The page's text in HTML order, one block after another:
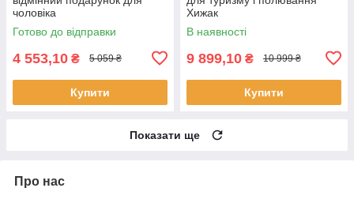
чоловіка
Готово до відправки
4 553,10 ₴ 5 059 ₴
Купити
Хижак
В наявності
9 899,10 ₴ 10 999 ₴
Купити
Показати ще
Про нас